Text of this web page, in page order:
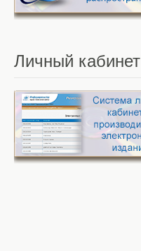
Личный кабинет